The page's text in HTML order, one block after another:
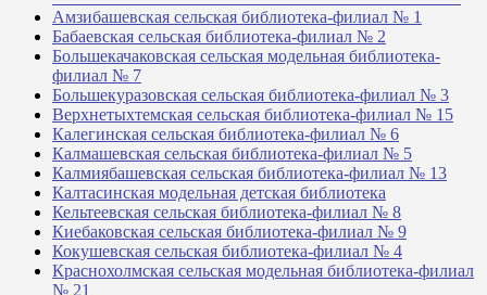
Амзибашевская сельская библиотека-филиал № 1
Бабаевская сельская библиотека-филиал № 2
Большекачаковская сельская модельная библиотека-
филиал № 7
Большекуразовская сельская библиотека-филиал № 3
Верхнетыхтемская сельская библиотека-филиал № 15
Калегинская сельская библиотека-филиал № 6
Калмашевская сельская библиотека-филиал № 5
Калмиябашевская сельская библиотека-филиал № 13
Калтасинская модельная детская библиотека
Кельтеевская сельская библиотека-филиал № 8
Киебаковская сельская библиотека-филиал № 9
Кокушевская сельская библиотека-филиал № 4
Краснохолмская сельская модельная библиотека-филиал
№ 21